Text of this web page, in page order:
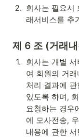
2. 회사는 필요시
래서비스를 추
제 6 조 (거래
1.
회사는 개별
여 회원의 거
처리 결과에
있도록 하며,
요청하는 경우
에 모사전송,
내용에 관한